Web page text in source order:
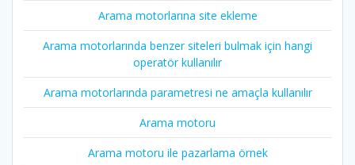
Arama motorlarına site ekleme
Arama motorlarında benzer siteleri bulmak için hangi
operatör kullanılır
Arama motorlarında parametresi ne amaçla kullanılır
Arama motoru
Arama motoru ile pazarlama örnek